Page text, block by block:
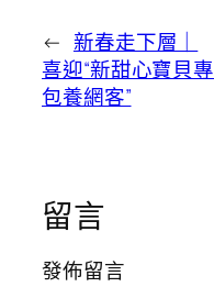
← 新春走下層｜
喜迎“新甜心寶貝專
包養網客”
留言
發佈留言